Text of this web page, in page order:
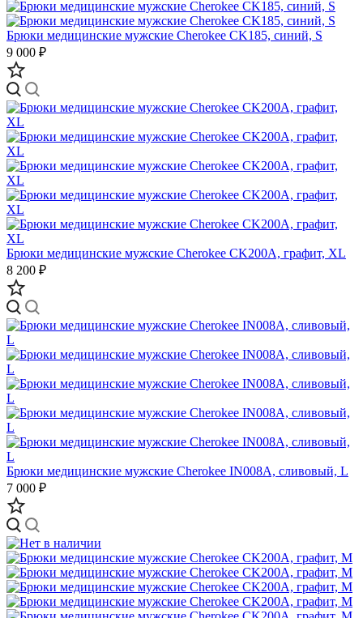
Брюки медицинские мужские Cherokee CK185, синий, S
9 000 ₽
Брюки медицинские мужские Cherokee CK200A, графит, XL
8 200 ₽
Брюки медицинские мужские Cherokee IN008A, сливовый, L
7 000 ₽